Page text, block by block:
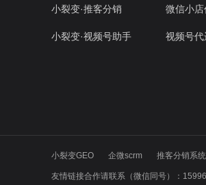
小裂变·推客分销
小裂变·视频号助手
微信小
视频号代
小裂变GEO 企微scrm 推客分销系统
友情链接合作请联系（微信同号）：